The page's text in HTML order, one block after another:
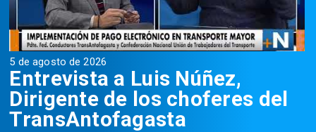
5 de agosto de 2026
Entrevista a Luis Núñez,
Dirigente de los choferes del
TransAntofagasta